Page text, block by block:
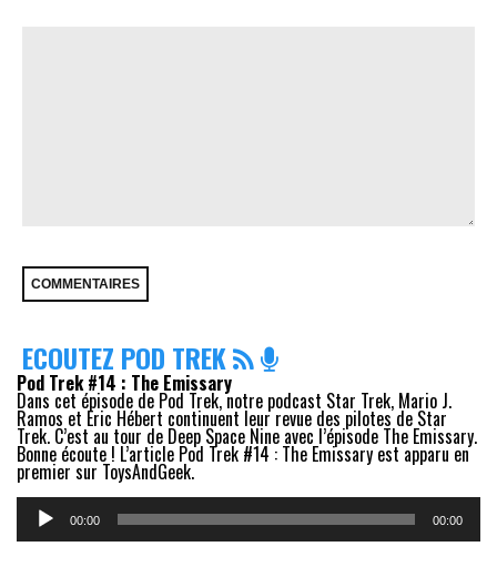
ECOUTEZ POD TREK
Pod Trek #14 : The Emissary
Dans cet épisode de Pod Trek, notre podcast Star Trek, Mario J.
Ramos et Eric Hébert continuent leur revue des pilotes de Star
Trek. C’est au tour de Deep Space Nine avec l’épisode The Emissary.
Bonne écoute ! L’article Pod Trek #14 : The Emissary est apparu en
premier sur ToysAndGeek.
Lecteur
audio 00:00 00:00